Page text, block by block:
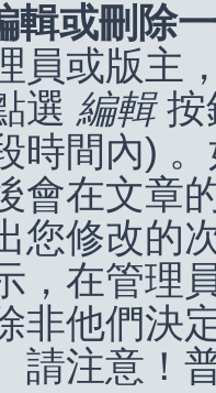
輯或刪除
員或版主
選 編輯按
時間內)
會在文章
您修改的
，在管理
非他們決
請注意！